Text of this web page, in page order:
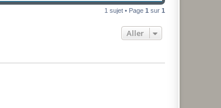
1 sujet • Page 1 sur 1
Aller